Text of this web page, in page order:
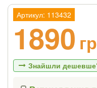
Артикул: 113432
1890
Знайшли